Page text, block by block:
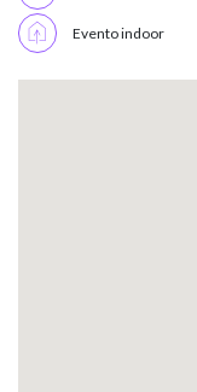
Evento indoor